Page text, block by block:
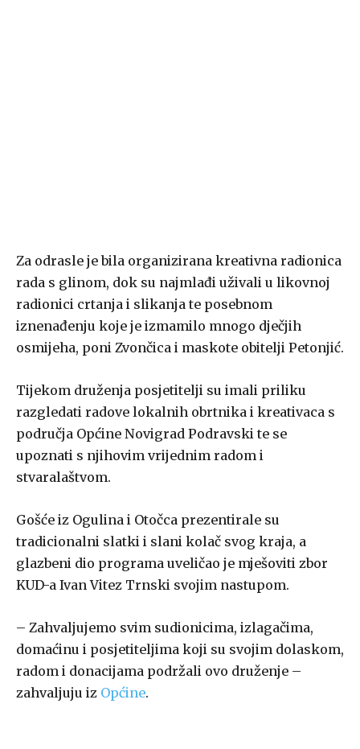
Za odrasle je bila organizirana kreativna radionica
rada s glinom, dok su najmlađi uživali u likovnoj
radionici crtanja i slikanja te posebnom
iznenađenju koje je izmamilo mnogo dječjih
osmijeha, poni Zvončica i maskote obitelji Petonjić.
Tijekom druženja posjetitelji su imali priliku
razgledati radove lokalnih obrtnika i kreativaca s
područja Općine Novigrad Podravski te se
upoznati s njihovim vrijednim radom i
stvaralaštvom.
Gošće iz Ogulina i Otočca prezentirale su
tradicionalni slatki i slani kolač svog kraja, a
glazbeni dio programa uveličao je mješoviti zbor
KUD-a Ivan Vitez Trnski svojim nastupom.
– Zahvaljujemo svim sudionicima, izlagačima,
domaćinu i posjetiteljima koji su svojim dolaskom,
radom i donacijama podržali ovo druženje –
zahvaljuju iz Općine.